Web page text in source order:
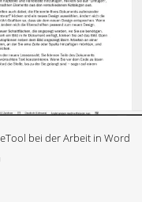
bei der Arbeit in Word